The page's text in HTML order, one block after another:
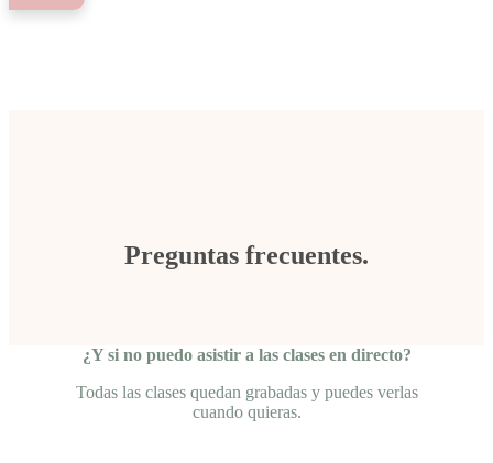
Preguntas frecuentes.
¿Y si no puedo asistir a las clases en directo?
Todas las clases quedan grabadas y puedes verlas
cuando quieras.